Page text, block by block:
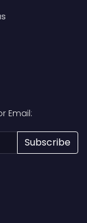
Email: